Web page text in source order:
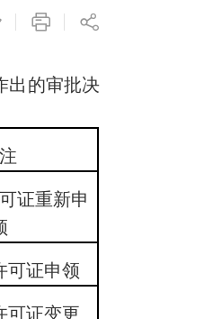
出的审批决
证重新申
可证申领
可证变更